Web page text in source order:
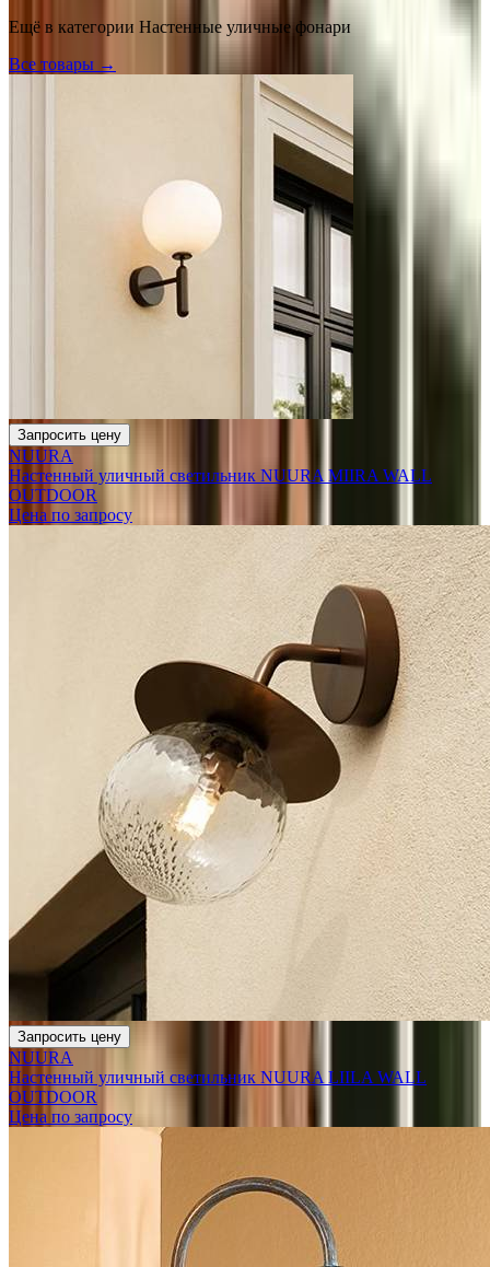
Ещё в категории Настенные уличные фонари
Все товары →
Запросить цену
NUURA
Настенный уличный светильник NUURA MIIRA WALL
OUTDOOR
Цена по запросу
Запросить цену
NUURA
Настенный уличный светильник NUURA LIILA WALL
OUTDOOR
Цена по запросу